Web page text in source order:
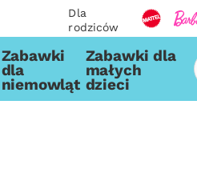
Dla
rodziców
Zabawki
dla
niemowląt
Zabawki dla
małych
dzieci